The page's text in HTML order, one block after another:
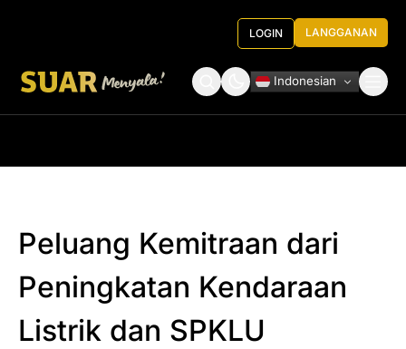
LOGIN LANGGANAN
Indonesian
Peluang Kemitraan dari
Peningkatan Kendaraan
Listrik dan SPKLU